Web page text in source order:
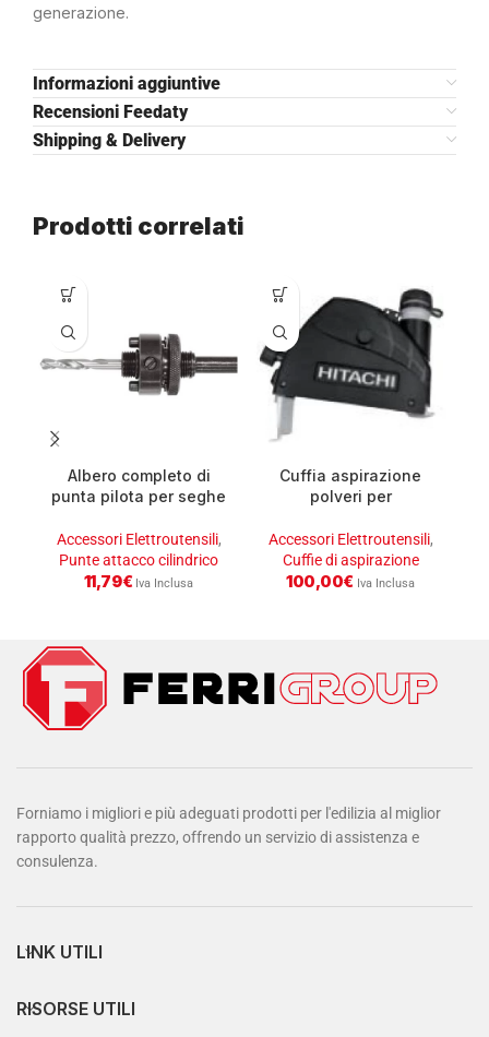
generazione.
Informazioni aggiuntive
Recensioni Feedaty
Shipping & Delivery
Prodotti correlati
Albero completo di
punta pilota per seghe
attacco cilindrico
Accessori Elettroutensili,
Punte attacco cilindrico
11,79€ Iva Inclusa
Cuffia aspirazione
polveri per
125 mm
Accessori Elettroutensili,
Cuffie di aspirazione
100,00€ Iva Inclusa
Forniamo i migliori e più adeguati prodotti per l'edilizia al miglior
rapporto qualità prezzo, offrendo un servizio di assistenza e
consulenza.
LINK UTILI
RISORSE UTILI